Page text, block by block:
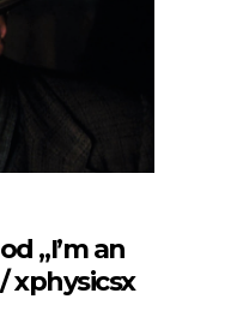
„I’m an
xphysicsx